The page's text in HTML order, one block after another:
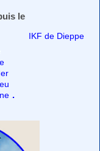
le
IKF de Dieppe
.